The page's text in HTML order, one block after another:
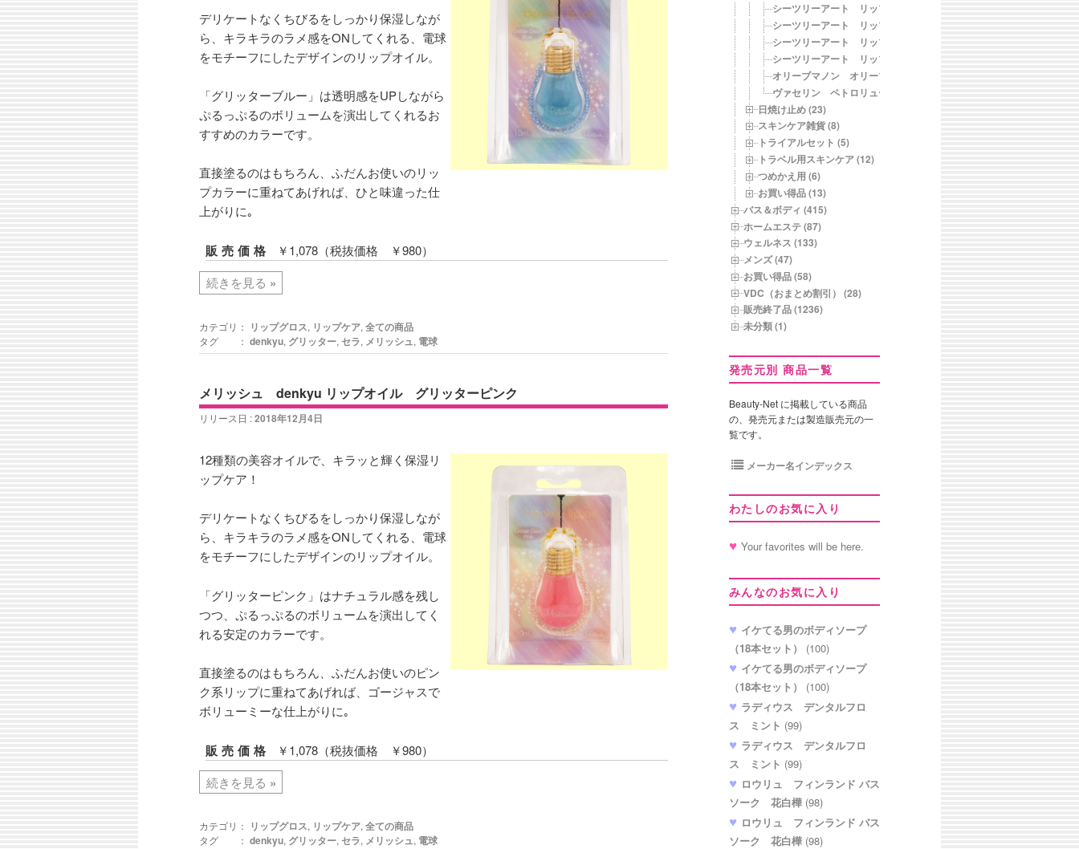
デリケートなくちびるをしっかり保湿しなが
ら、キラキラのラメ感をONしてくれる、電球
をモチーフにしたデザインのリップオイル。
「グリッターブルー」は透明感をUPしながら
ぷるっぷるのボリュームを演出してくれるお
すすめのカラーです。
直接塗るのはもちろん、ふだんお使いのリッ
プカラーに重ねてあげれば、ひと味違った仕
上がりに｡
販売価格
￥1,078（税抜価格 ￥980）
続きを見る »
カテゴリ： リップグロス, リップケア, 全ての商品
タグ ： denkyu, グリッター, セラ, メリッシュ , 電球
メリッシュ denkyu リップオイル グリッターピンク
リリース日 :2018年12月4日
12種類の美容オイルで、キラッと輝く保湿リ
ップケア！
デリケートなくちびるをしっかり保湿しなが
ら、キラキラのラメ感をONしてくれる、電球
をモチーフにしたデザインのリップオイル。
「グリッターピンク」はナチュラル感を残し
つつ、ぷるっぷるのボリュームを演出してく
れる安定のカラーです。
直接塗るのはもちろん、ふだんお使いのピン
ク系リップに重ねてあげれば、ゴージャスで
ボリューミーな仕上がりに｡
販売価格
￥1,078（税抜価格 ￥980）
続きを見る »
カテゴリ： リップグロス, リップケア, 全ての商品
タグ ： denkyu, グリッター, セラ, メリッシュ, 電球
シーツリーアート リップバーム B〈バットマン 03〉
シーツリーアート リップバーム Ｌ〈トゥイーティー 01〉
シーツリーアート リップバーム H〈トゥイーティー 02〉
シーツリーアート リップバーム Ｃ〈トゥイーティー 03〉
オリーブマノン オリーブリップ
ヴァセリン ペトロリュームジェリーリップ Ａ（レギュラー）
日焼け止め (23)
スキンケア雑貨 (8)
トライアルセット (5)
トラベル用スキンケア (12)
つめかえ用 (6)
お買い得品 (13)
バス＆ボディ (415)
ホームエステ (87)
ウェルネス (133)
メンズ (47)
お買い得品 (58)
VDC（おまとめ割引） (28)
販売終了品 (1236)
未分類 (1)
発売元別 商品一覧
Beauty-Net に掲載している商品
の、発売元または製造販売元の一
覧です。
メーカー名インデックス
わたしのお気に入り
Your favorites will be here.
みんなのお気に入り
イケてる男のボディソープ
（18本セット）
(100)
イケてる男のボディソープ
（18本セット）
(100)
ラディウス デンタルフロ
ス ミント (99)
ラディウス デンタルフロ
ス ミント (99)
ロウリュ フィンランド バス
ソーク 花白樺 (98)
ロウリュ フィンランド バス
ソーク 花白樺 (98)